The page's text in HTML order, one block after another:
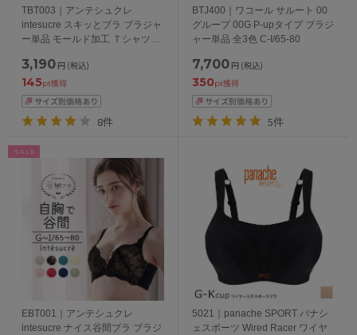
TBT003｜アンテシュクレ
intesucre スキッとブラ ブラジャ
ー単品 モールド加工 Ｔシャツブ
65/70/75/80cm
3,190 円 (税込)
145pt獲得
8件
BTJ400｜ワコール サルート 00
グループ 00G P-upタイプ ブラジ
ャー単品 全3色 C-I/65-80
7,700 円 (税込)
350pt獲得
5件
SALE
EBT001｜アンテシュクレ
intesucre ナイス谷間ブラ ブラジ
5021｜panache SPORT パナシ
ェスポーツ Wired Racer ワイヤ